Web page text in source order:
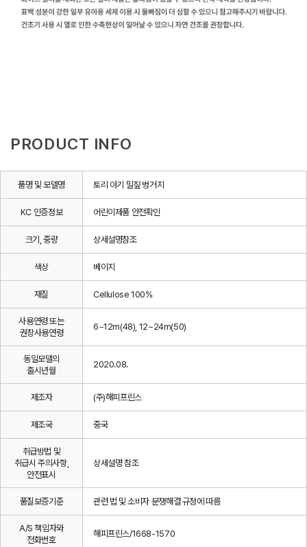
PRODUCT INFO
품명 및 모델명 토리 아기 밀짚 벙거지
KC 인증정보 어린이제품 안전확인
크기, 중량 상세설명참조
색상 베이지
재질 Cellulose 100%
사용연령 또는
권장사용연령
6~12m(48), 12~24m(50)
동일모델의
출시년월
2020.08.
제조자 (주)해피프린스
제조국 중국
취급방법 및
취급시 주의사항,
안전표시
상세설명 참조
품질보증기준 관련 법 및 소비자 분쟁해결 규정에 따름
A/S 책임자와
전화번호
해피프린스/1668-1570